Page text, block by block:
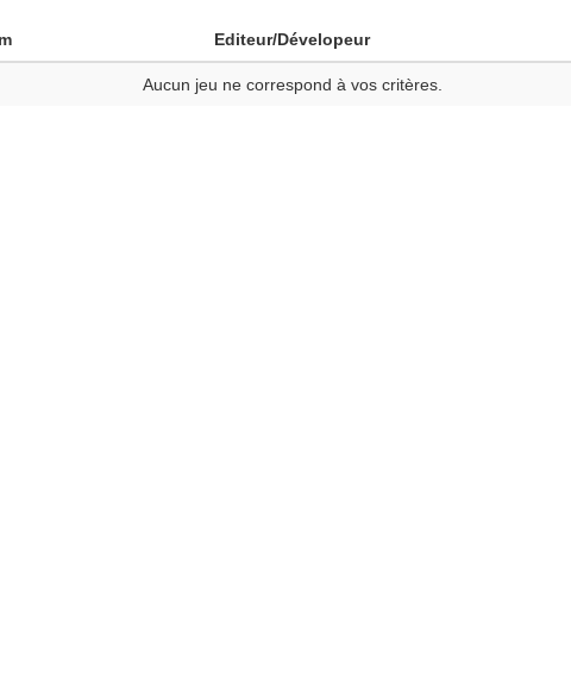
Editeur/Dévelopeur
Aucun jeu ne correspond à vos critères.